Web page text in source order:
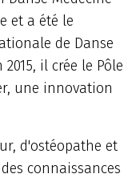
et a été le
de Danse
il crée le Pôle
une innovation
d'ostéopathe et
connaissances